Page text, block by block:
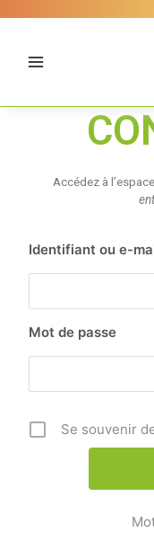
Accédez à
Identifiant ou e-
Mot de passe
Se souvenir